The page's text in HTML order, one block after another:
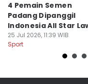
4 Pemain Semen
Padang Dipanggil
Indonesia All Star
Aston Villa
25 Jul 2026, 11:39 WIB
Sport